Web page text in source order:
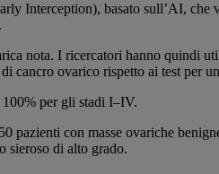
Interception), basato sull’AI, che
nota. I ricercatori hanno quindi
ovarico rispetto ai test per
per gli stadi I–IV.
con masse ovariche
sieroso di alto grado.